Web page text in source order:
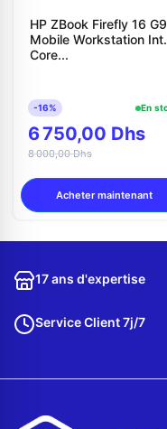
HP ZBook Firefly 16 G9
Mobile Workstation
Core...
-16% En
6 750,00 Dhs
8 000,00 Dhs
Acheter maintenant
17 ans d'expertise
Service Client 7j/7